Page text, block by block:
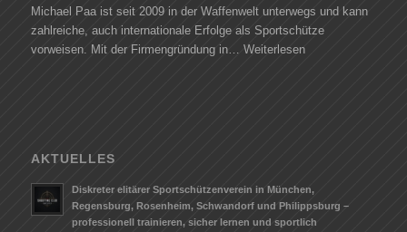
Michael Paa ist seit 2009 in der Waffenwelt unterwegs und kann
zahlreiche, auch internationale Erfolge als Sportschütze
vorweisen. Mit der Firmengründung in… Weiterlesen
AKTUELLES
Diskreter elitärer Sportschützenverein in München,
Regensburg, Rosenheim, Schwandorf und Philippsburg –
professionell trainieren, sicher lernen und sportlich